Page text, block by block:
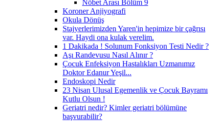
Nöbet Arası Bölüm 9
Koroner Anjiyografi
Okula Dönüş
Stajyerlerimizden Yaren'in hepimize bir çağrısı
var. Haydi ona kulak verelim.
1 Dakikada ! Solunum Fonksiyon Testi Nedir ?
Aşı Randevusu Nasıl Alınır ?
Çocuk Enfeksiyon Hastalıkları Uzmanımız
Doktor Edanur Yeşil...
Endoskopi Nedir
23 Nisan Ulusal Egemenlik ve Çocuk Bayramı
Kutlu Olsun !
Geriatri nedir? Kimler geriatri bölümüne
başvurabilir?